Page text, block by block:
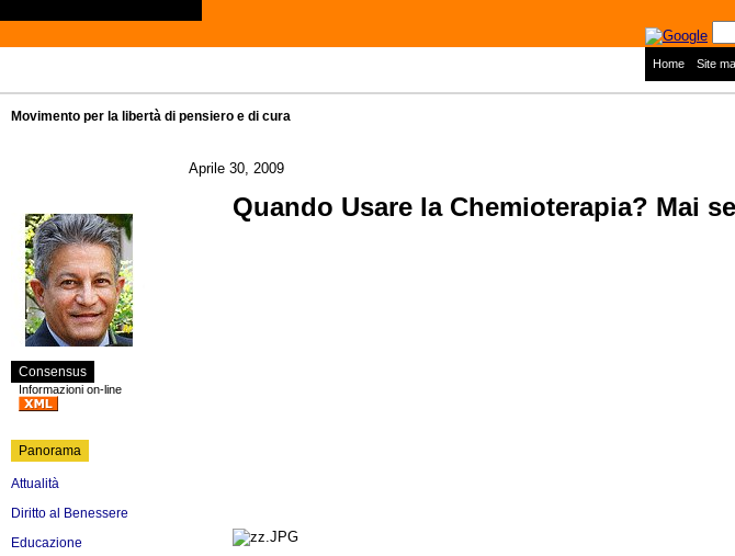
Home Site
Movimento per la libertà di pensiero e di cura
Consensus
Informazioni on-line
Panorama
Attualità
Diritto al Benessere
Educazione
Aprile 30, 2009
Quando Usare la Chemioterapia? Mai